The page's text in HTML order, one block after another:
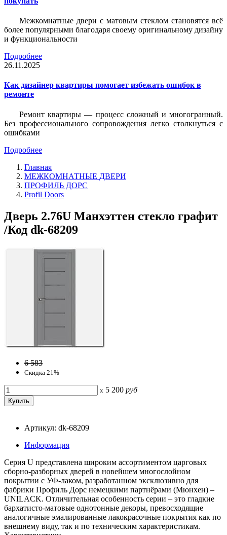
Межкомнатные двери с матовым стеклом становятся всё
более популярными благодаря своему оригинальному дизайну
и функциональности
Подробнее
26.11.2025
Как дизайнер квартиры помогает избежать ошибок в
ремонте
Ремонт квартиры — процесс сложный и многогранный.
Без профессионального сопровождения легко столкнуться с
ошибками
Подробнее
Главная
МЕЖКОМНАТНЫЕ ДВЕРИ
ПРОФИЛЬ ДОРС
Profil Doors
Дверь 2.76U Манхэттен стекло графит
/Код dk-68209
6 583
Скидка 21%
x 5 200 руб
Артикул: dk-68209
Информация
Серия U представлена широким ассортиментом царговых
сборно-разборных дверей в новейшем многослойном
покрытии с УФ-лаком, разработанном эксклюзивно для
фабрики Профиль Дорс немецкими партнёрами (Мюнхен) –
UNILACK. Отличительная особенность серии – это гладкие
бархатисто-матовые однотонные декоры, превосходящие
аналогичные эмалированные лакокрасочные покрытия как по
внешнему виду, так и по техническим характеристикам.